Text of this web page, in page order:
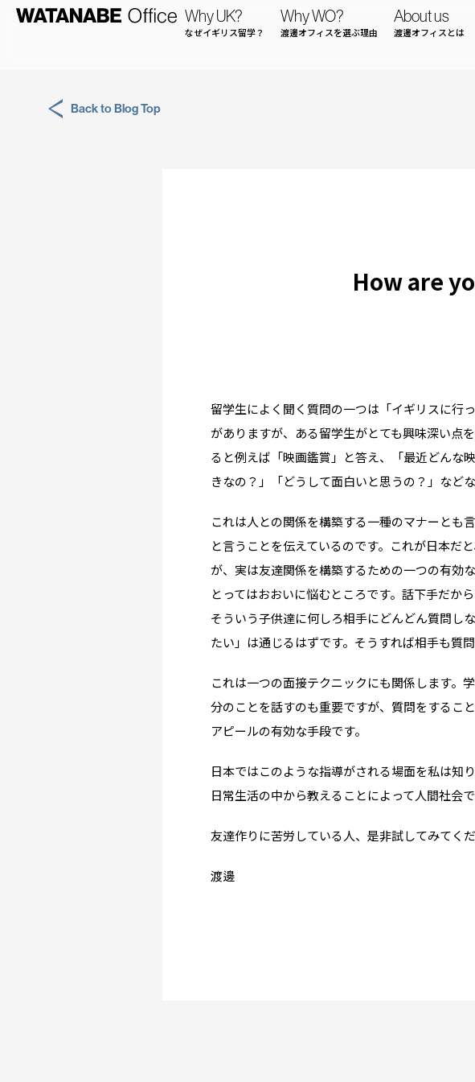
Why UK?
なぜイギリス留学？
Why WO?
渡邊オフィスを選ぶ理由
About us
渡邊オフィスとは
Why UK?
なぜイギリス留学？
Why WO?
About us
渡邊オフィスとは
Planning
年齢で選ぶ留学
Back to Blog Top
How are
留学生によく聞く質問の一つは「イギリスに行
がありますが、ある留学生がとても興味深い点
ると例えば「映画鑑賞」と答え、「最近どんな
きなの？」「どうして面白いと思うの？」など
これは人との関係を構築する一種のマナーとも
と言うことを伝えているのです。これが日本だ
が、実は友達関係を構築するための一つの有
とってはおおいに悩むところです。話下手だか
そういう子供達に何しろ相手にどんどん質問し
たい」は通じるはずです。そうすれば相手も質
これは一つの面接テクニックにも関係します。
分のことを話すのも重要ですが、質問をするこ
アピールの有効な手段です。
日本ではこのような指導がされる場面を私は知
日常生活の中から教えることによって人間社会
友達作りに苦労している人、是非試してみてく
渡邊